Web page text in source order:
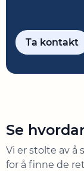
Ta kontakt
Se
Vi er stolte av å
for å finne de